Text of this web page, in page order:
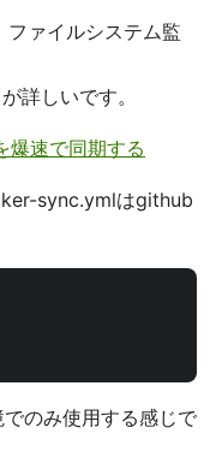
ァイルシステム監
詳しいです。
速で同期する
sync.ymlはgithub
のみ使用する感じで